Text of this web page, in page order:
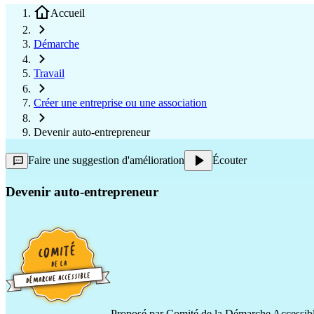
Accueil
Démarche
Travail
Créer une entreprise ou une association
Devenir auto-entrepreneur
Faire une suggestion d'amélioration Écouter
Devenir auto-entrepreneur